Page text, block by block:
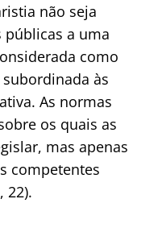
não seja
públicas a uma
como
às
As normas
os quais as
mas apenas
competentes
, 22).